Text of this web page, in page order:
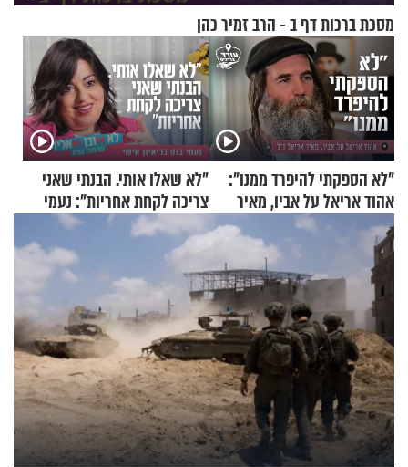
מסכת ברכות דף ב - הרב זמיר כהן
"לא הספקתי להיפרד ממנו":
אהוד אריאל על אביו, מאיר
אריאל ז"ל
"לא שאלו אותי. הבנתי שאני
צריכה לקחת אחריות": נעמי
בנט בריאיון אישי